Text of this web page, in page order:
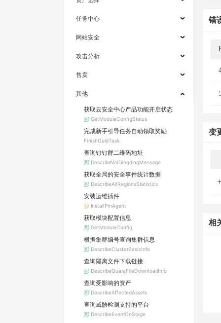
任务中心
网站安全
攻击分析
售卖
其他
获取云安全中心产品功能开启状态
GetModuleConfigStatus
完成新手引导任务自动领取奖励
FinishGuidTask
查询钉钉群二维码地址
DescribeVolDingdingMessage
获取全局的安全事件统计数据
DescribeAllRegionsStatistics
安装运维插件
InstallPmAgent
获取模块配置信息
GetModuleConfig
根据集群编号查询集群信息
DescribeClusterBasicInfo
查询隔离文件下载链接
DescribeQuaraFileDownloadInfo
查询受影响的资产
DescribeAffectedAssets
查询威胁检测支持的平台
DescribeEventOnStage
错
变
相